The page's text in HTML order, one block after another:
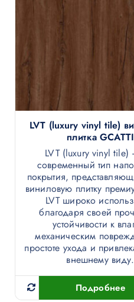
LVT (luxury vinyl tile)
плитка GCATTI
LVT (luxury vinyl tile)
современный тип
покрытия,
виниловую плитку
LVT широко
благодаря своей
устойчивости к
механическим
простоте ухода и
внешнему виду.
Подробнее